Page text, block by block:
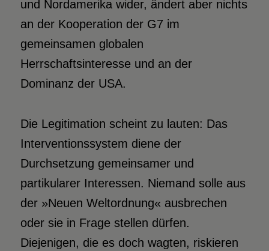
und Nordamerika wider, ändert aber nichts
an der Kooperation der G7 im
gemeinsamen globalen
Herrschaftsinteresse und an der
Dominanz der USA.
Die Legitimation scheint zu lauten: Das
Interventionssystem diene der
Durchsetzung gemeinsamer und
partikularer Interessen. Niemand solle aus
der »Neuen Weltordnung« ausbrechen
oder sie in Frage stellen dürfen.
Diejenigen, die es doch wagten, riskieren